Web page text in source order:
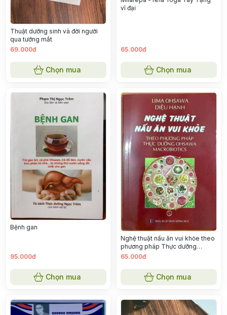
Thuật dưỡng sinh và đời người
qua tướng mắt
69.000đ
Chọn mua
vĩ đại
65.000đ
Chọn mua
Bệnh gan
95.000đ
Chọn mua
Nghệ thuật nấu ăn vui khỏe theo
phương pháp Thực dưỡng
Ohsawa Macrobiotics
65.000đ
Chọn mua